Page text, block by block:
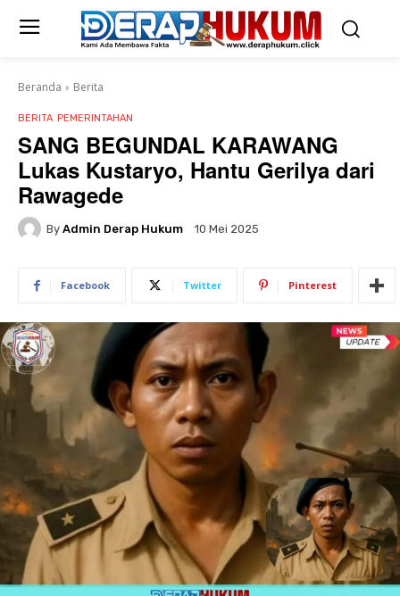
Beranda Berita
BERITA PEMERINTAHAN
SANG BEGUNDAL KARAWANG
Lukas Kustaryo, Hantu Gerilya dari
Rawagede
By Admin Derap Hukum 10 Mei 2025
Facebook Twitter Pinterest